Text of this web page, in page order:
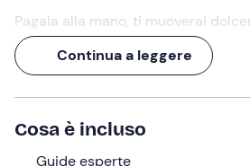
Pagaia alla mano, ti muoverai
seguendo il tragitto indicato dalle
splendidimomenti di svago e
Se il livello dell'acqua lo
Baia del Corno, perché le sorprese
non finiscono mai!
Continua a leggere
Cosa è incluso
Guide esperte